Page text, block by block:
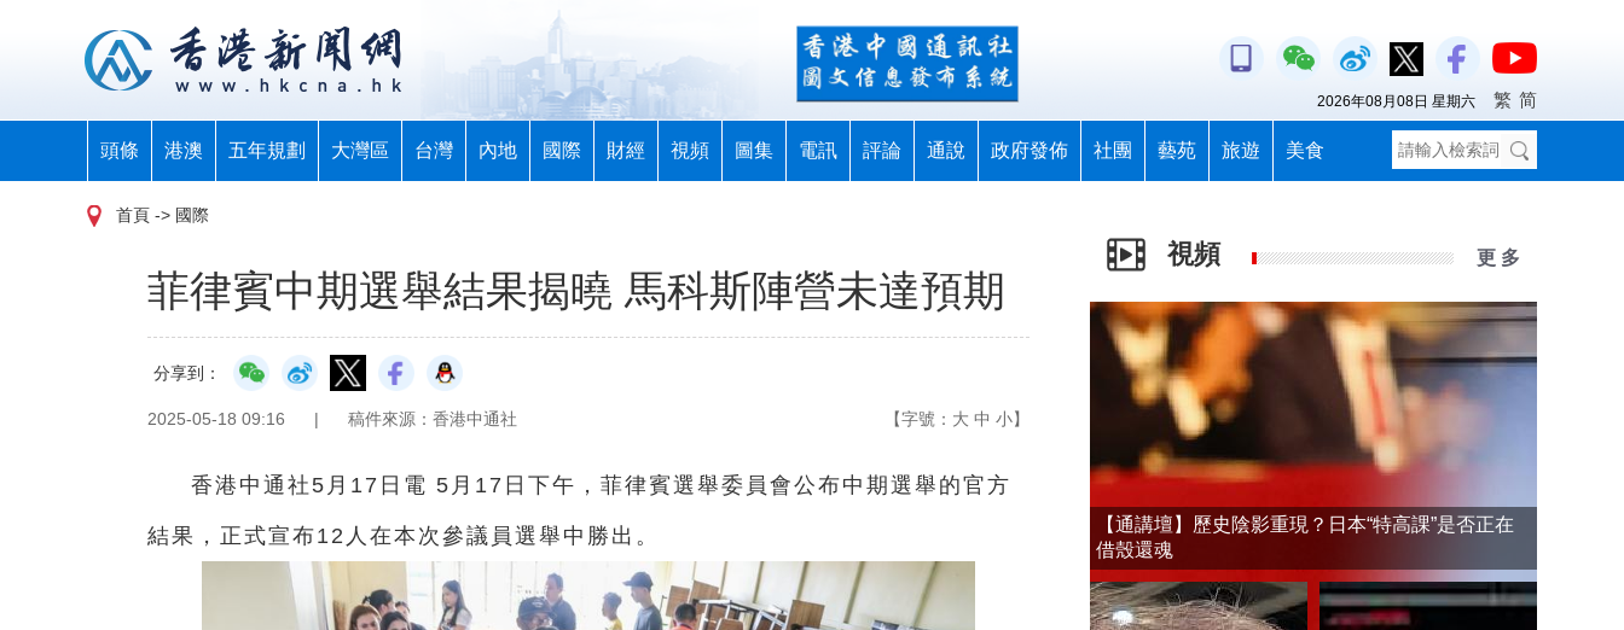
頭條 港澳 五年規劃 大灣區 台灣 內地 國際 財經 視頻 圖集 電訊 評論 通說 政府發佈 社團 藝苑 旅遊 美食
2026年08月08日 星期六 繁 简
首頁 -> 國際
菲律賓中期選舉結果揭曉 馬科斯陣營未達預期
分享到：
2025-05-18 09:16 | 稿件來源：香港中通社 【字號： 大 中 小】
香港中通社5月17日電 5月17日下午，菲律賓選舉委員會公布中期選舉的官方
結果，正式宣布12人在本次參議員選舉中勝出。
視頻 更 多
【通講壇】歷史陰影重現？日本“特高課”是否正在
借殼還魂